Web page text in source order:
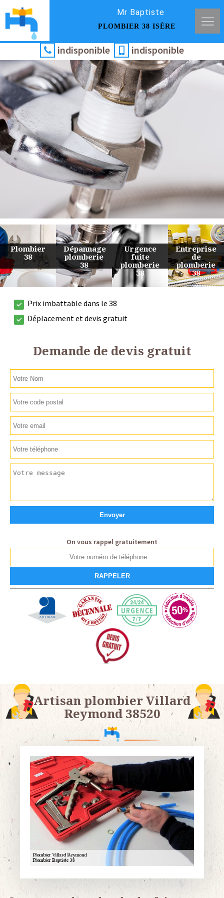
Mr Baptiste
PLOMBIER 38 ISÈRE
indisponible indisponible
Urgence
fuite
plomberie
38
Entreprise
de
plomberie
38
Travaux
de
plomberie
38
Devis
plomberie
38
Prix imbattable dans le 38
Déplacement et devis gratuit
Demande de devis gratuit
On vous rappel gratuitement
Artisan plombier Villard
Reymond 38520